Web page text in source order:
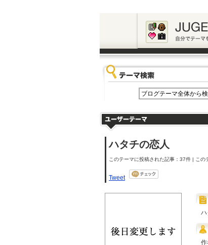
ハタチの恋人
このテーマに投稿された記事：37件 | この
Tweet
ハ
作